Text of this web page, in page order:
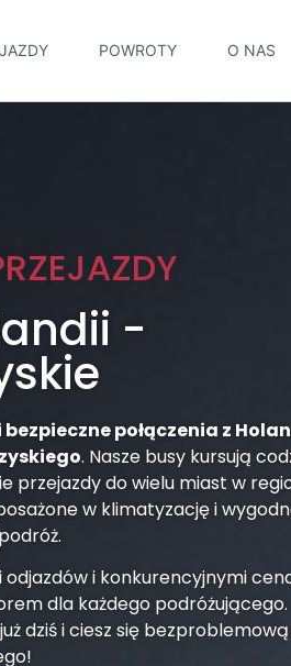
POWROTY O NAS
-
połączenia z
. Nasze busy kursują
przejazdy do wielu miast w
w klimatyzację i
i konkurencyjnymi
dla każdego podróżującego.
dziś i ciesz się